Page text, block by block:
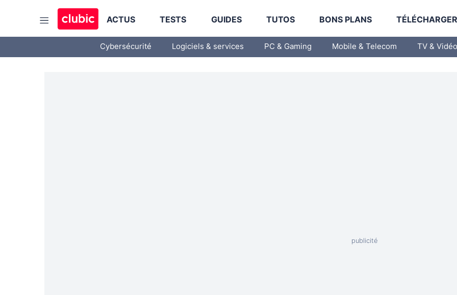
ACTUS TESTS GUIDES TUTOS BONS PLANS
Cybersécurité Logiciels & services PC & Gaming Mobile & Telecom TV & Vidéo